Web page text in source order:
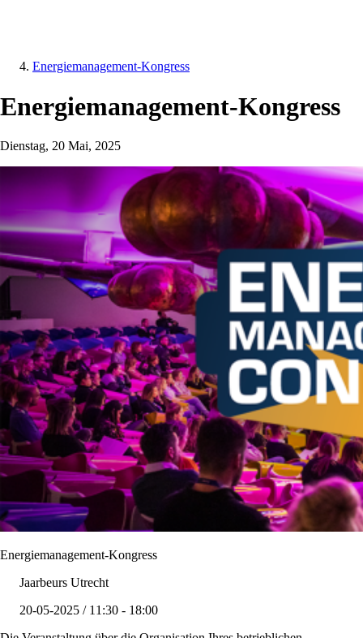
Energiemanagement-Kongress
Energiemanagement-Kongress
Dienstag, 20 Mai, 2025
Energiemanagement-Kongress
Jaarbeurs Utrecht
20-05-2025 / 11:30 - 18:00